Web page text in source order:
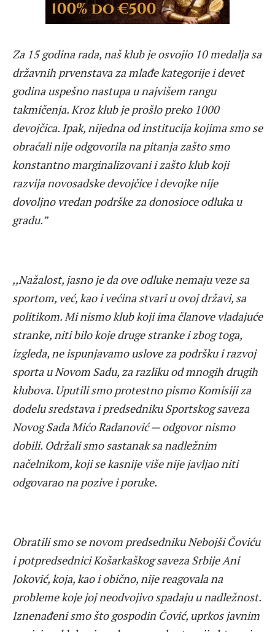
Za 15 godina rada, naš klub je osvojio 10 medalja sa
državnih prvenstava za mlađe kategorije i devet
godina uspešno nastupa u najvišem rangu
takmičenja. Kroz klub je prošlo preko 1000
devojčica. Ipak, nijedna od institucija kojima smo se
obraćali nije odgovorila na pitanja zašto smo
konstantno marginalizovani i zašto klub koji
razvija novosadske devojčice i devojke nije
dovoljno vredan podrške za donosioce odluka u
gradu.”
,,Nažalost, jasno je da ove odluke nemaju veze sa
sportom, već, kao i većina stvari u ovoj državi, sa
politikom. Mi nismo klub koji ima članove vladajuće
stranke, niti bilo koje druge stranke i zbog toga,
izgleda, ne ispunjavamo uslove za podršku i razvoj
sporta u Novom Sadu, za razliku od mnogih drugih
klubova. Uputili smo protestno pismo Komisiji za
dodelu sredstava i predsedniku Sportskog saveza
Novog Sada Mićo Radanović — odgovor nismo
dobili. Održali smo sastanak sa nadležnim
načelnikom, koji se kasnije više nije javljao niti
odgovarao na pozive i poruke.
Obratili smo se novom predsedniku Nebojši Čoviću
i potpredsednici Košarkaškog saveza Srbije Ani
Joković, koja, kao i obično, nije reagovala na
probleme koje joj neodvojivo spadaju u nadležnost.
Iznenađeni smo što gospodin Čović, uprkos javnim